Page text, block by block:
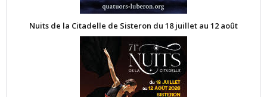
Nuits de la Citadelle de Sisteron du 18 juillet au 12 août